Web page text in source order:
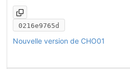
0216e9765d
Nouvelle version de CHO01